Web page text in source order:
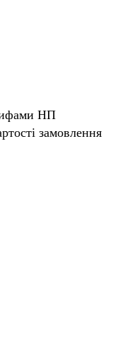
НП
замовлення